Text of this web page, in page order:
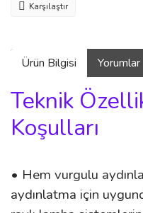
Karşılaştır
Ürün Bilgisi Yorumlar
Teknik
Koşulları
• Hem vurgulu
aydınlatma için